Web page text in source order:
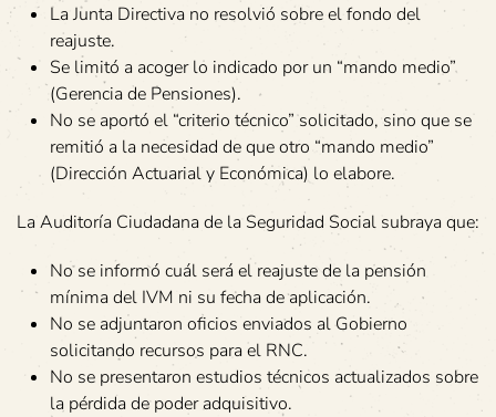
La Junta Directiva no resolvió sobre el fondo del
reajuste.
Se limitó a acoger lo indicado por un “mando medio”
(Gerencia de Pensiones).
No se aportó el “criterio técnico” solicitado, sino que se
remitió a la necesidad de que otro “mando medio”
(Dirección Actuarial y Económica) lo elabore.
La Auditoría Ciudadana de la Seguridad Social subraya que:
No se informó cuál será el reajuste de la pensión
mínima del IVM ni su fecha de aplicación.
No se adjuntaron oficios enviados al Gobierno
solicitando recursos para el RNC.
No se presentaron estudios técnicos actualizados sobre
la pérdida de poder adquisitivo.